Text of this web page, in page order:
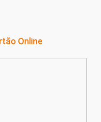
Online